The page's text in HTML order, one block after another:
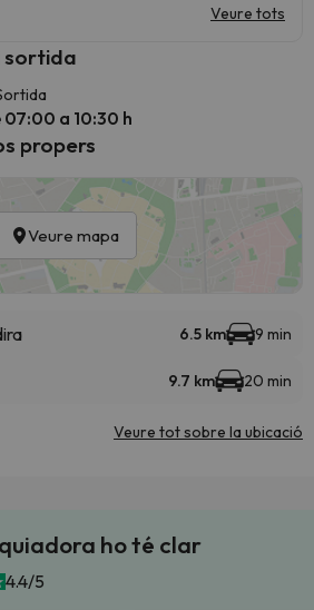
Veure tots
sortida
07:00 a 10:30 h
propers
Veure mapa
6.5 km 9 min
9.7 km 20 min
Veure tot sobre la ubicació
ho té clar
4.4/5